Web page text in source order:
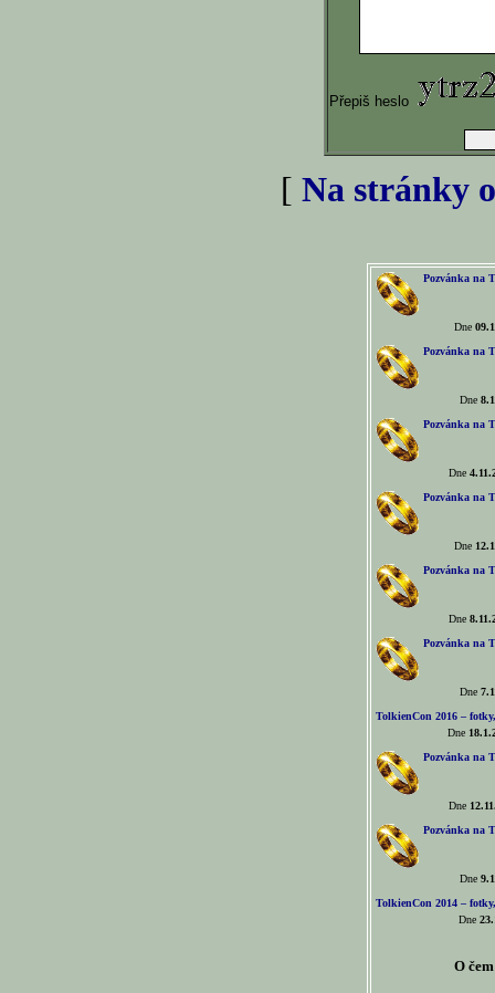
Přepiš heslo
[ Na stránky
Pozvánka na
Dne
Pozvánka na
Dne
Pozvánka na
Dne
Pozvánka na
Dne
Pozvánka na
Dne
Pozvánka na
Dne
TolkienCon 2016 –
Dne
Pozvánka na
Dne
Pozvánka na
Dne
TolkienCon 2014 –
Dne
O